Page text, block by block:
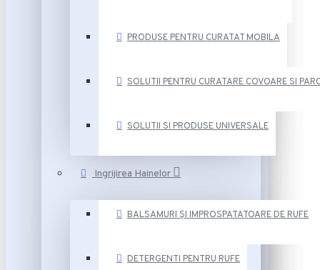
PRODUSE PENTRU CURATAT MOBILA
SOLUTII PENTRU CURATARE COVOARE SI
SOLUTII SI PRODUSE UNIVERSALE
Ingrijirea Hainelor
BALSAMURI ȘI IMPROSPATATOARE DE RUFE
DETERGENTI PENTRU RUFE